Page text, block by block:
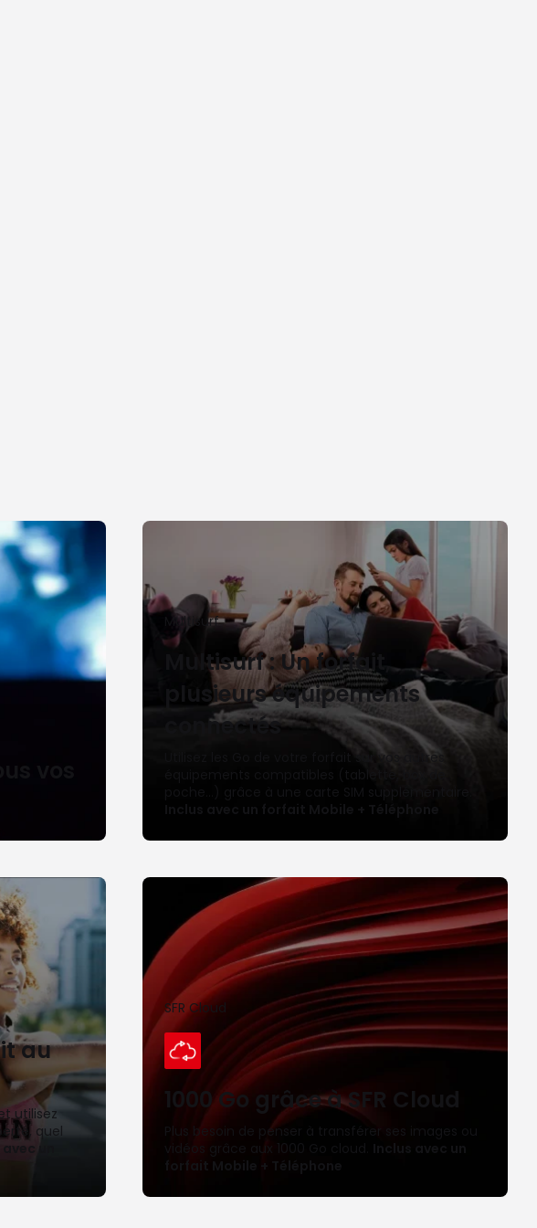
vos
Multisurf
Multisurf : Un forfait,
plusieurs équipements
connectés
Utilisez les Go de votre forfait sur vos autres
au
utilisez
quel
un
SFR Cloud
1000 Go grâce à SFR Cloud
Plus besoin de penser à transférer ses images ou